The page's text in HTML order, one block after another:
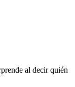
al decir quién